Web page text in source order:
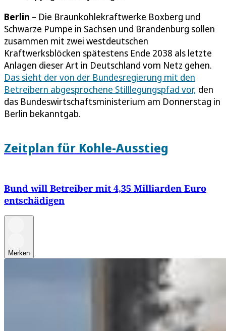
Berlin – Die Braunkohlekraftwerke Boxberg und
Schwarze Pumpe in Sachsen und Brandenburg sollen
zusammen mit zwei westdeutschen
Kraftwerksblöcken spätestens Ende 2038 als letzte
Anlagen dieser Art in Deutschland vom Netz gehen.
Das sieht der von der Bundesregierung mit den
Betreibern abgesprochene Stilllegungspfad vor, den
das Bundeswirtschaftsministerium am Donnerstag in
Berlin bekanntgab.
Zeitplan für Kohle-Ausstieg
Bund will Betreiber mit 4,35 Milliarden Euro
entschädigen
Merken